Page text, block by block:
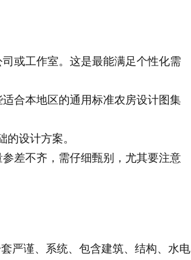
或工作室。这是最能满足个性化需
合本地区的通用标准农房设计图集
设计方案。
差不齐，需仔细甄别，尤其要注意
严谨、系统、包含建筑、结构、水电